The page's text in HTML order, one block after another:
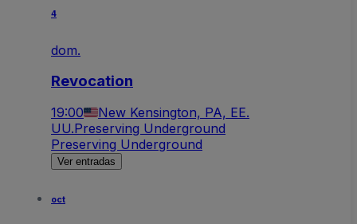
4
dom.
Revocation
19:00
New Kensington, PA, EE.
UU.Preserving Underground
Preserving Underground
Ver entradas
oct